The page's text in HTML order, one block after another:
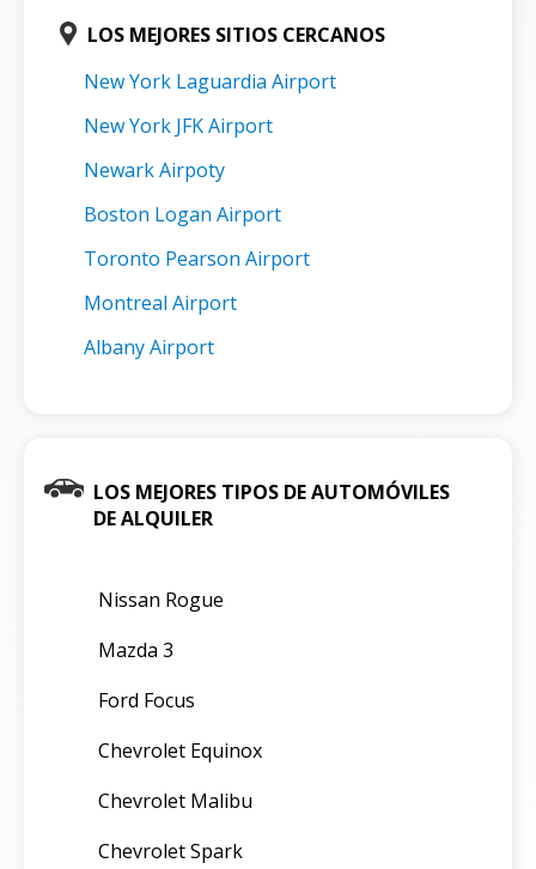
LOS MEJORES SITIOS CERCANOS
New York Laguardia Airport
New York JFK Airport
Newark Airpoty
Boston Logan Airport
Toronto Pearson Airport
Montreal Airport
Albany Airport
LOS MEJORES TIPOS DE AUTOMÓVILES
DE ALQUILER
Nissan Rogue
Mazda 3
Ford Focus
Chevrolet Equinox
Chevrolet Malibu
Chevrolet Spark